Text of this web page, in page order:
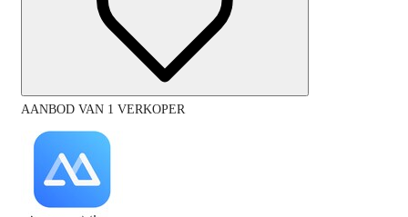
AANBOD VAN 1 VERKOPER